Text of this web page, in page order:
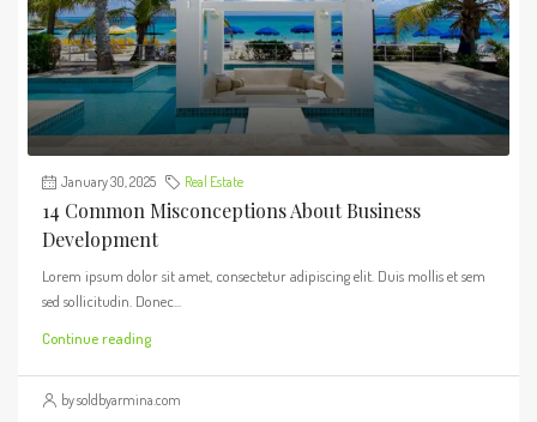
January 30, 2025 Real Estate
14 Common Misconceptions About Business
Development
Lorem ipsum dolor sit amet, consectetur adipiscing elit. Duis mollis et sem
sed sollicitudin. Donec...
Continue reading
by soldbyarmina.com